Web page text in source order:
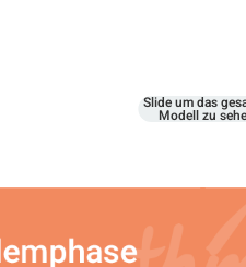
Slide um das
Modell zu